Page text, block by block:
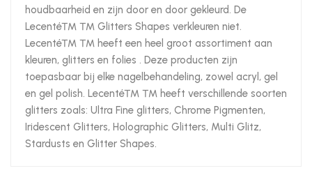
houdbaarheid en zijn door en door gekleurd. De
Lecenté™ ™ Glitters Shapes verkleuren niet.
Lecenté™ ™ heeft een heel groot assortiment aan
kleuren, glitters en folies . Deze producten zijn
toepasbaar bij elke nagelbehandeling, zowel acryl, gel
en gel polish. Lecenté™ ™ heeft verschillende soorten
glitters zoals: Ultra Fine glitters, Chrome Pigmenten,
Iridescent Glitters, Holographic Glitters, Multi Glitz,
Stardusts en Glitter Shapes.